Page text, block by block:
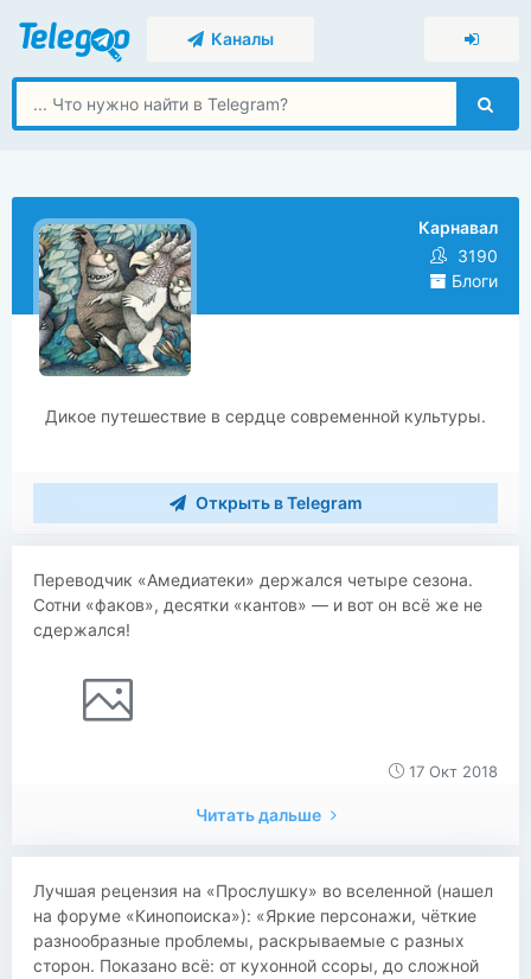
Каналы
Карнавал
3190
Блоги
Дикое путешествие в сердце современной культуры.
Открыть в Telegram
Переводчик «Амедиатеки» держался четыре сезона.
Сотни «факов», десятки «кантов» — и вот он всё же не
сдержался!
17 Окт 2018
Читать дальше
Лучшая рецензия на «Прослушку» во вселенной (нашел
на форуме «Кинопоиска»): «Яркие персонажи, чёткие
разнообразные проблемы, раскрываемые с разных
сторон. Показано всё: от кухонной ссоры, до сложной